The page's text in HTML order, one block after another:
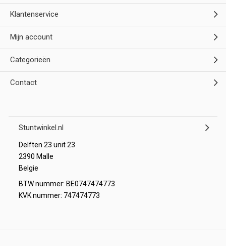
Klantenservice
Mijn account
Categorieën
Contact
Stuntwinkel.nl
Delften 23 unit 23
2390 Malle
Belgie
BTW nummer: BE0747474773
KVK nummer: 747474773